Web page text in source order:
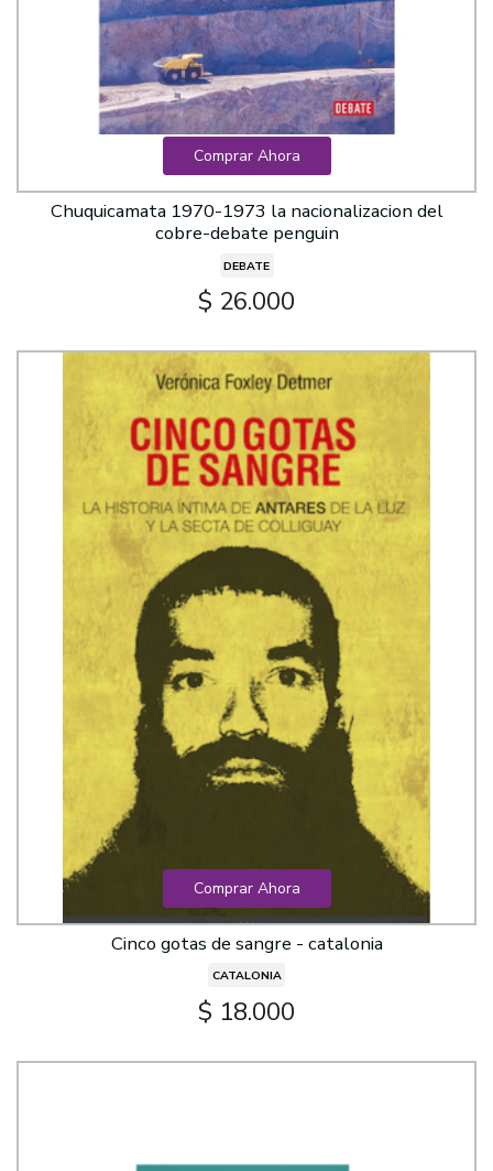
Comprar Ahora
Chuquicamata 1970-1973 la nacionalizacion del
cobre-debate penguin
DEBATE
$ 26.000
Comprar Ahora
Cinco gotas de sangre - catalonia
CATALONIA
$ 18.000